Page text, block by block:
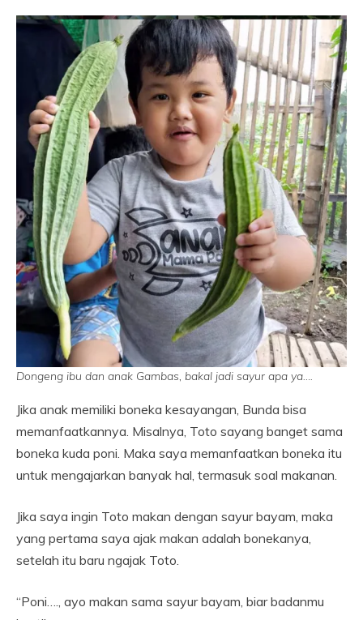
Dongeng ibu dan anak Gambas, bakal jadi sayur apa ya….
Jika anak memiliki boneka kesayangan, Bunda bisa
memanfaatkannya. Misalnya, Toto sayang banget sama
boneka kuda poni. Maka saya memanfaatkan boneka itu
untuk mengajarkan banyak hal, termasuk soal makanan.
Jika saya ingin Toto makan dengan sayur bayam, maka
yang pertama saya ajak makan adalah bonekanya,
setelah itu baru ngajak Toto.
“Poni…., ayo makan sama sayur bayam, biar badanmu